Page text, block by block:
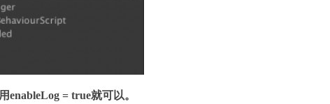
= true就可以。